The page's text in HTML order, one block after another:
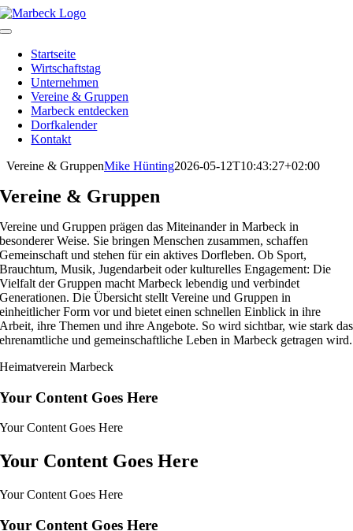
Skip
to
Toggle
NavigationStartseite
Wirtschaftstag
Unternehmen
Vereine & Gruppen
Marbeck entdecken
Dorfkalender
Kontakt
Vereine & GruppenMike Hünting2026-05-12T10:43:27+02:00
Vereine & Gruppen
Vereine und Gruppen prägen das Miteinander in Marbeck in
besonderer Weise. Sie bringen Menschen zusammen, schaffen
Gemeinschaft und stehen für ein aktives Dorfleben. Ob Sport,
Brauchtum, Musik, Jugendarbeit oder kulturelles Engagement: Die
Vielfalt der Gruppen macht Marbeck lebendig und verbindet
Generationen. Die Übersicht stellt Vereine und Gruppen in
einheitlicher Form vor und bietet einen schnellen Einblick in ihre
Arbeit, ihre Themen und ihre Angebote. So wird sichtbar, wie stark das
ehrenamtliche und gemeinschaftliche Leben in Marbeck getragen wird.
Heimatverein Marbeck
Your Content Goes Here
Your Content Goes Here
Your Content Goes Here
Your Content Goes Here
Your Content Goes Here